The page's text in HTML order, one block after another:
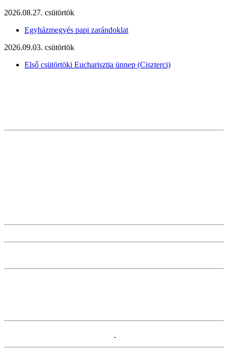
2026.08.27. csütörtök
Egyházmegyés papi zarándoklat
2026.09.03. csütörtök
Első csütörtöki Eucharisztia ünnep (Ciszterci)